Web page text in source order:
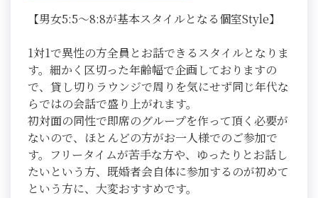
【男女5:5～8:8が基本スタイルとなる個室Style】
1対1で異性の方全員とお話できるスタイルとなりま
す。細かく区切った年齢幅で企画しておりますの
で、貸し切りラウンジで周りを気にせず同じ年代な
らではの会話で盛り上がれます。
初対面の同性で即席のグループを作って頂く必要が
ないので、ほとんどの方がお一人様でのご参加で
す。フリータイムが苦手な方や、ゆったりとお話し
たいという方、既婚者会自体に参加するのが初めて
という方に、大変おすすめです。